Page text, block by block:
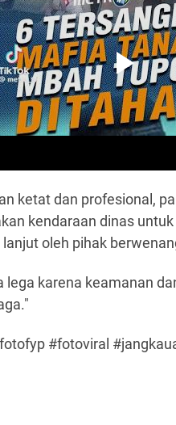
ketat dan profesional,
kendaraan dinas
oleh pihak
lega karena keamanan
#fotoviral